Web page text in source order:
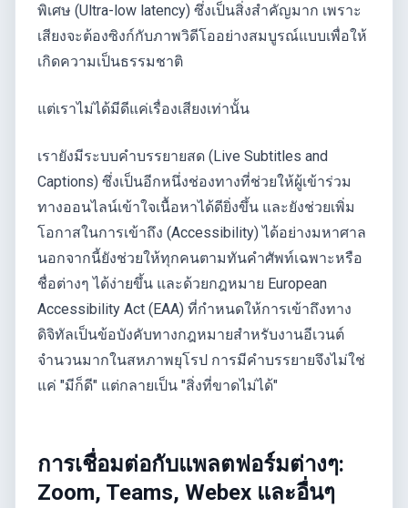
พิเศษ (Ultra-low latency) ซึ่งเป็นสิ่งสำคัญมาก เพราะ
เสียงจะต้องซิงก์กับภาพวิดีโออย่างสมบูรณ์แบบเพื่อให้
เกิดความเป็นธรรมชาติ
แต่เราไม่ได้มีดีแค่เรื่องเสียงเท่านั้น
เรายังมีระบบคำบรรยายสด (Live Subtitles and
Captions) ซึ่งเป็นอีกหนึ่งช่องทางที่ช่วยให้ผู้เข้าร่วม
ทางออนไลน์เข้าใจเนื้อหาได้ดียิ่งขึ้น และยังช่วยเพิ่ม
โอกาสในการเข้าถึง (Accessibility) ได้อย่างมหาศาล
นอกจากนี้ยังช่วยให้ทุกคนตามทันคำศัพท์เฉพาะหรือ
ชื่อต่างๆ ได้ง่ายขึ้น และด้วยกฎหมาย European
Accessibility Act (EAA) ที่กำหนดให้การเข้าถึงทาง
ดิจิทัลเป็นข้อบังคับทางกฎหมายสำหรับงานอีเวนต์
จำนวนมากในสหภาพยุโรป การมีคำบรรยายจึงไม่ใช่
แค่ "มีก็ดี" แต่กลายเป็น "สิ่งที่ขาดไม่ได้"
การเชื่อมต่อกับแพลตฟอร์มต่างๆ:
Zoom, Teams, Webex และอื่นๆ